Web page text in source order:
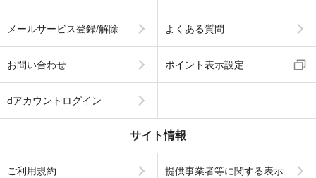
メールサービス登録/解除 よくある質問
お問い合わせ ポイント表示設定
dアカウントログイン
サイト情報
ご利用規約 提供事業者等に関する表示